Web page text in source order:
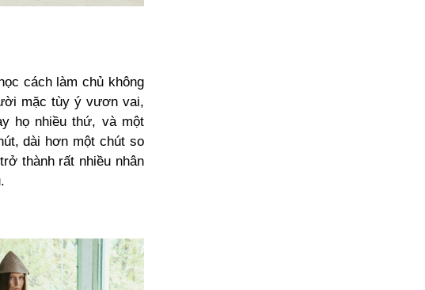
cách làm chủ không
mặc tùy ý vươn vai,
họ nhiều thứ, và một
dài hơn một chút so
thành rất nhiều nhân